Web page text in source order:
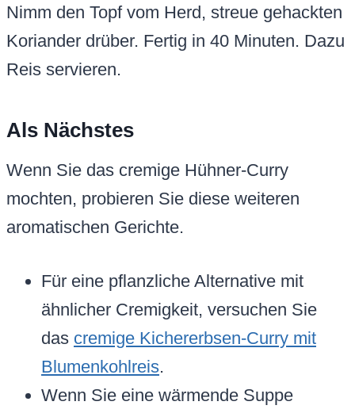
Nimm den Topf vom Herd, streue gehackten
Koriander drüber. Fertig in 40 Minuten. Dazu
Reis servieren.
Als Nächstes
Wenn Sie das cremige Hühner-Curry
mochten, probieren Sie diese weiteren
aromatischen Gerichte.
Für eine pflanzliche Alternative mit
ähnlicher Cremigkeit, versuchen Sie
das cremige Kichererbsen-Curry mit
Blumenkohlreis.
Wenn Sie eine wärmende Suppe